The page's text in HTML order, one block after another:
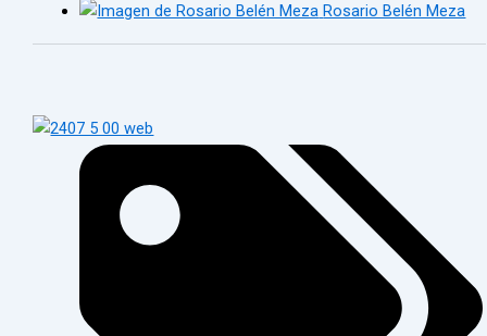
Rosario Belén Meza